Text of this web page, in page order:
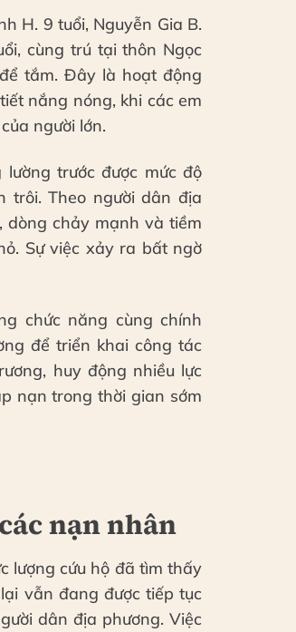
H. 9 tuổi, Nguyễn Gia B.
cùng trú tại thôn Ngọc
tắm. Đây là hoạt động
nắng nóng, khi các em
người lớn.
trước được mức độ
trôi. Theo người dân địa
dòng chảy mạnh và tiềm
Sự việc xảy ra bất ngờ
chức năng cùng chính
để triển khai công tác
huy động nhiều lực
nạn trong thời gian sớm
nạn nhân
lượng cứu hộ đã tìm thấy
vẫn đang được tiếp tục
dân địa phương. Việc